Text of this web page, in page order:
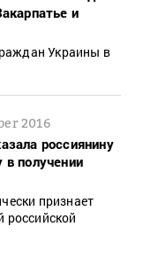
и
Украины в
2016
россиянину
получении
признает
российской